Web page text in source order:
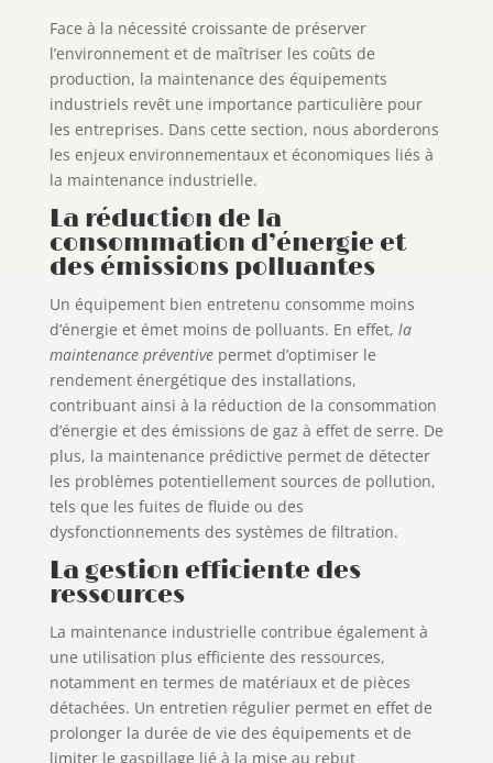
Face à la nécessité croissante de préserver
l’environnement et de maîtriser les coûts de
production, la maintenance des équipements
industriels revêt une importance particulière pour
les entreprises. Dans cette section, nous aborderons
les enjeux environnementaux et économiques liés à
la maintenance industrielle.
La réduction de la
consommation d’énergie et
des émissions polluantes
Un équipement bien entretenu consomme moins
d’énergie et émet moins de polluants. En effet, la
maintenance préventivepermet d’optimiser le
rendement énergétique des installations,
contribuant ainsi à la réduction de la consommation
d’énergie et des émissions de gaz à effet de serre. De
plus, la maintenance prédictive permet de détecter
les problèmes potentiellement sources de pollution,
tels que les fuites de fluide ou des
dysfonctionnements des systèmes de filtration.
La gestion efficiente des
ressources
La maintenance industrielle contribue également à
une utilisation plus efficiente des ressources,
notamment en termes de matériaux et de pièces
détachées. Un entretien régulier permet en effet de
prolonger la durée de vie des équipements et de
limiter le gaspillage lié à la mise au rebut